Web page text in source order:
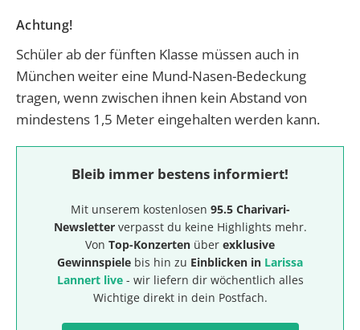
Achtung!
Schüler ab der fünften Klasse müssen auch in
München weiter eine Mund-Nasen-Bedeckung
tragen, wenn zwischen ihnen kein Abstand von
mindestens 1,5 Meter eingehalten werden kann.
Bleib immer bestens informiert!
Mit unserem kostenlosen 95.5 Charivari-
Newsletterverpasst du keine Highlights mehr.
Von Top-Konzerten über exklusive
Gewinnspiele bis hin zu Einblicken in Larissa
Lannert live- wir liefern dir wöchentlich alles
Wichtige direkt in dein Postfach.